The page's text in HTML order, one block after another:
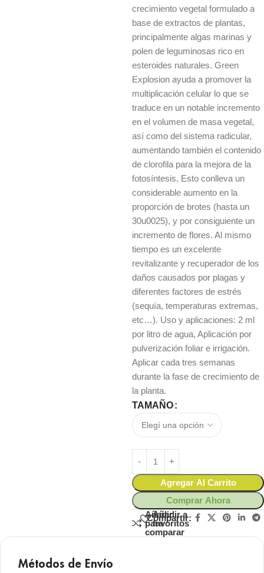
crecimiento vegetal formulado a
base de extractos de plantas,
principalmente algas marinas y
polen de leguminosas rico en
esteroides naturales. Green
Explosion ayuda a promover la
multiplicación celular lo que se
traduce en un notable incremento
en el volumen de masa vegetal,
así como del sistema radicular,
aumentando también el contenido
de clorofila para la mejora de la
fotosíntesis. Esto conlleva un
considerable aumento en la
proporción de brotes (hasta un
30u0025), y por consiguiente un
incremento de flores. Al mismo
tiempo es un excelente
revitalizante y recuperador de los
daños causados por plagas y
diferentes factores de estrés
(sequía, temperaturas extremas,
etc…). Uso y aplicaciones: 2 ml
por litro de agua, Aplicación por
pulverización foliar e irrigación.
Aplicar cada tres semanas
durante la fase de crecimiento de
la planta.
TAMAÑO
Agregar Al Carrito
Comprar Ahora
Añadir
para
comparar
Añadir a
favoritos
Compartir:
Métodos de Envío